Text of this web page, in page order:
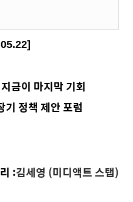
금이 마지막 기회
정책 제안 포럼
:김세영 (미디액트 스탭)